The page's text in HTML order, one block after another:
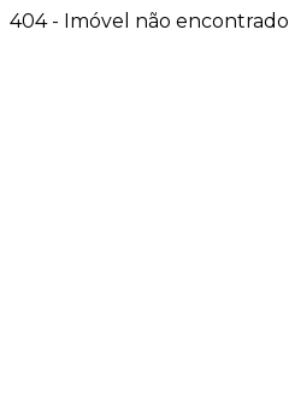
404 - Imóvel não encontrado